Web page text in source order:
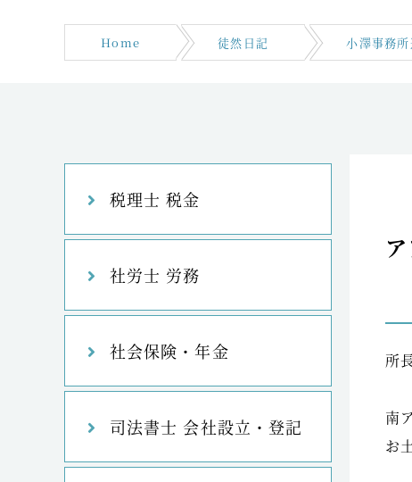
Home 徒然日記 小澤事務
税理士 税金
社労士 労務
社会保険・年金
司法書士 会社設立・登記
所
南
お